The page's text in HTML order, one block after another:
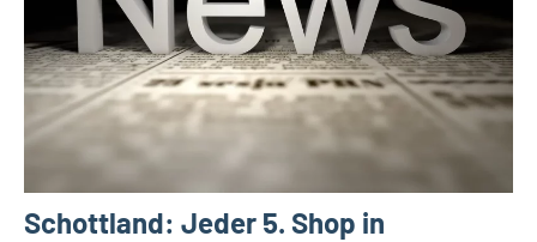
Schottland: Jeder 5. Shop in